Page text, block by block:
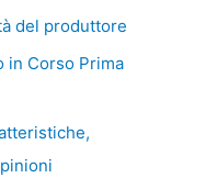
del produttore
in Corso Prima